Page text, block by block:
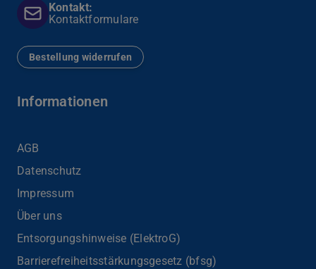
Kontakt:
Kontaktformulare
Bestellung widerrufen
Informationen
AGB
Datenschutz
Impressum
Über uns
Entsorgungshinweise (ElektroG)
Barrierefreiheits­stärkungsgesetz (bfsg)